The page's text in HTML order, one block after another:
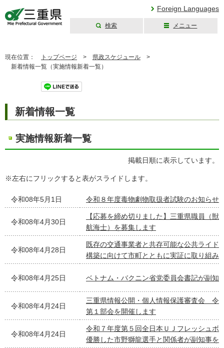
Foreign Languages
検索 メニュー
現在位置： トップページ > 県政スケジュール >
新着情報一覧（実施情報新着一覧）
新着情報一覧
実施情報新着一覧
掲載日順に表示しています。
※左右にフリックすると表がスライドします。
令和08年5月1日 令和８年度毒物劇物取扱者試験のお知らせ
令和08年4月30日
【応募を締め切りました】三重県職員（獣
航海士）を募集します
令和08年4月28日
既存の交通事業者と共存可能な公共ライド
構築に向けて市町とともに実証に取り組み
令和08年4月25日 ベトナム・バクニン省党委員会書記が副知
令和08年4月24日
三重県情報公開・個人情報保護審査会 令
第１部会を開催します
令和08年4月24日
令和７年度第５回全日本ＵＪフレッシュボ
優勝した市野獅龍選手と関係者が副知事を